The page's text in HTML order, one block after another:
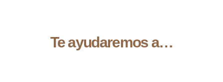
Te ayudaremos a…